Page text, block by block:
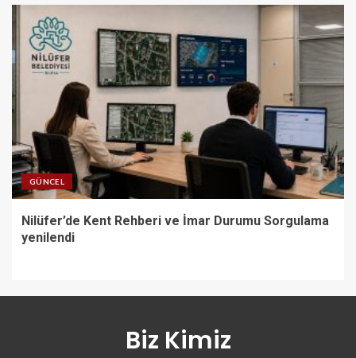
GÜNCEL
Nilüfer’de Kent Rehberi ve İmar Durumu Sorgulama
yenilendi
Biz Kimiz